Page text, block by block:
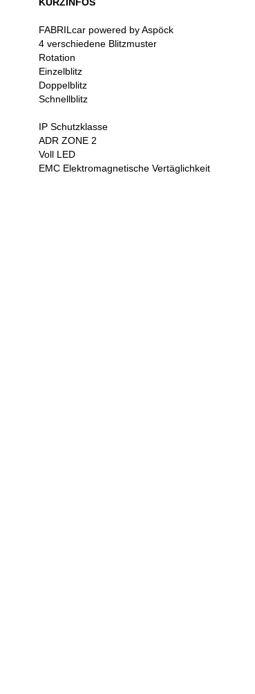
FABRILcar powered by Aspöck
4 verschiedene Blitzmuster
Rotation
Einzelblitz
Doppelblitz
Schnellblitz
IP Schutzklasse
ADR ZONE 2
Voll LED
EMC Elektromagnetische Vertäglichkeit